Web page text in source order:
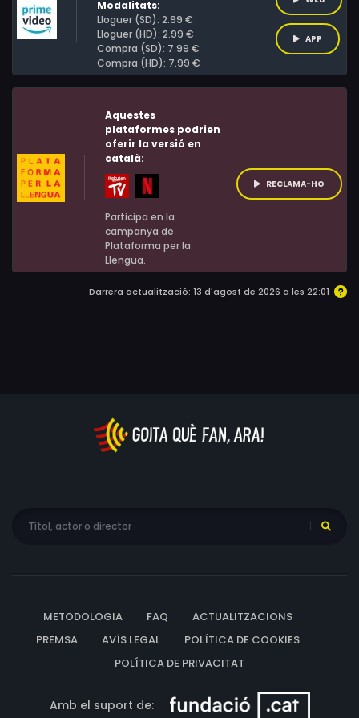
Modalitats:
Lloguer (SD): 2.99 €
Lloguer (HD): 2.99 €
Compra (SD): 7.99 €
Compra (HD): 7.99 €
APP
Aquestes
plataformes podrien
oferir la versió en
català:
Participa en la
campanya de
Plataforma per la
Llengua.
RECLAMA-HO
Darrera actualització: 13 d'agost de 2026 a les 22:01
METODOLOGIA FAQ
ACTUALITZACIONS
PREMSA
AVÍS LEGAL
POLÍTICA DE COOKIES
POLÍTICA DE PRIVACITAT
Amb el suport de: